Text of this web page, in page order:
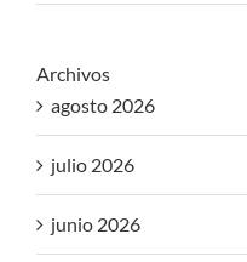
Archivos
agosto 2026
julio 2026
junio 2026